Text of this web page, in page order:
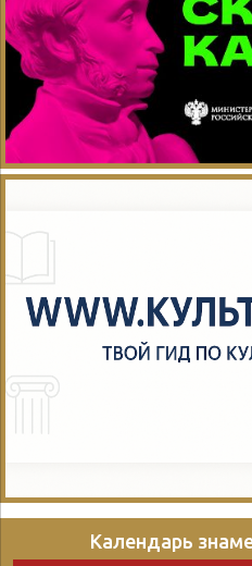
Календарь